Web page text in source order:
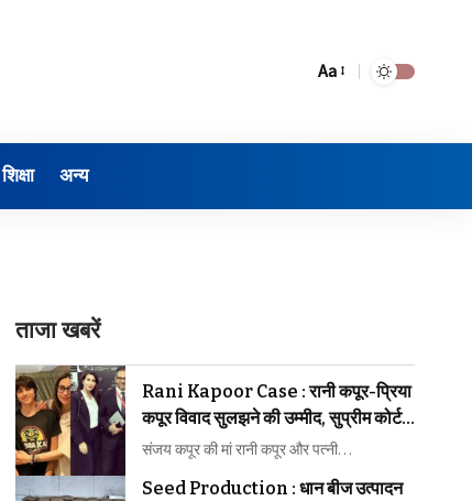
Aa
शिक्षा अन्य
ताजा खबरें
Rani Kapoor Case : रानी कपूर-प्रिया
कपूर विवाद सुलझने की उम्मीद, सुप्रीम कोर्ट ने
मध्यस्थता पर जताया भरोसा
संजय कपूर की मां रानी कपूर और पत्नी…
Seed Production : धान बीज उत्पादन